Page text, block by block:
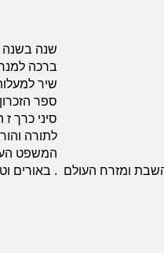
שנה בשנה תשכו עמ'
ברכה
שיר למעלות
ספר
סיני כרך
לתורה
המשפט
השבת ומזרח העולם . באורים